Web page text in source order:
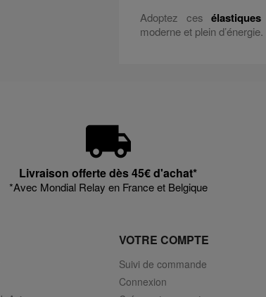
Adoptez ces
moderne et plein d’énergie.
Livraison offerte dès 45€ d'achat*
*Avec Mondial Relay en France et Belgique
VOTRE COMPTE
Suivi de commande
Connexion